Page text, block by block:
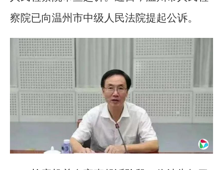
察院已向温州市中级人民法院提起公诉。